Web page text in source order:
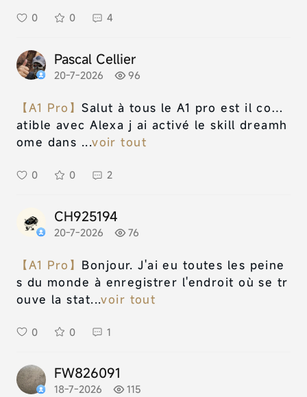
0 0 4
Pascal Cellier
20-7-2026 96
【A1 Pro】Salut à tous le A1 pro est il comp
atible avec Alexa j ai activé le skill dreamh
ome dans ...voir tout
0 0 2
CH925194
20-7-2026 76
【A1 Pro】 Bonjour. J'ai eu toutes les peine
s du monde à enregistrer l'endroit où se tr
ouve la stat...voir tout
0 0 1
FW826091
18-7-2026 115